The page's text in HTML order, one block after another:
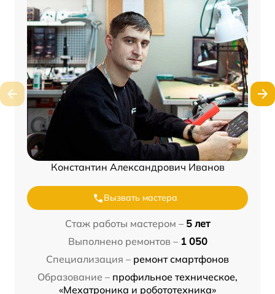
Константин Александрович Иванов
Вызвать мастера
Стаж работы мастером – 5 лет
Выполнено ремонтов – 1 050
Специализация – ремонт смартфонов
Образование – профильное техническое,
«Мехатроника и робототехника»